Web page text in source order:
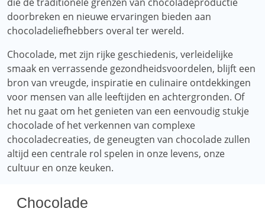
doorbreken en nieuwe ervaringen bieden aan
chocoladeliefhebbers overal ter wereld.
Chocolade, met zijn rijke geschiedenis, verleidelijke
smaak en verrassende gezondheidsvoordelen, blijft een
bron van vreugde, inspiratie en culinaire ontdekkingen
voor mensen van alle leeftijden en achtergronden. Of
het nu gaat om het genieten van een eenvoudig stukje
chocolade of het verkennen van complexe
chocoladecreaties, de geneugten van chocolade zullen
altijd een centrale rol spelen in onze levens, onze
cultuur en onze keuken.
Chocolade